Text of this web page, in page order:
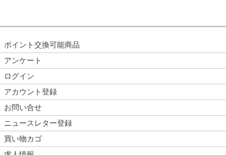
ポイント交換可能商品
アンケート
ログイン
アカウント登録
お問い合せ
ニュースレター登録
買い物カゴ